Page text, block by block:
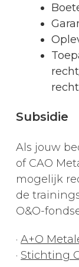
Subsidie
Als jouw
of CAO
mogelijk
de
O&O-
· A+O
· Stichting